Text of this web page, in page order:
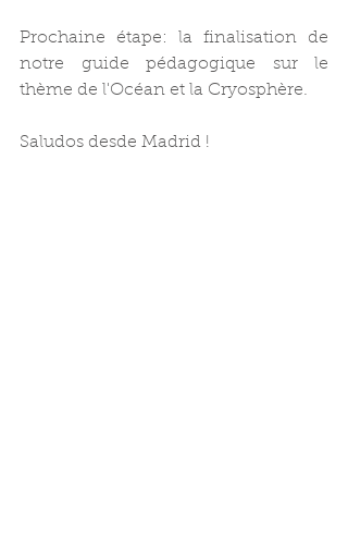
Prochaine étape: la finalisation de
notre guide pédagogique sur le
thème de l'Océan et la Cryosphère.
Saludos desde Madrid !